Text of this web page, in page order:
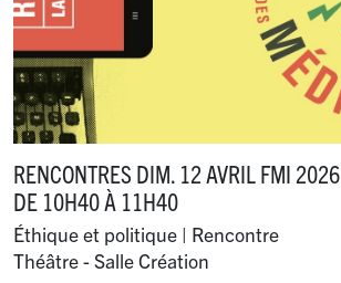
RENCONTRES DIM. 12 AVRIL FMI 2026
DE 10H40 À 11H40
Éthique et politique | Rencontre
Théâtre - Salle Création